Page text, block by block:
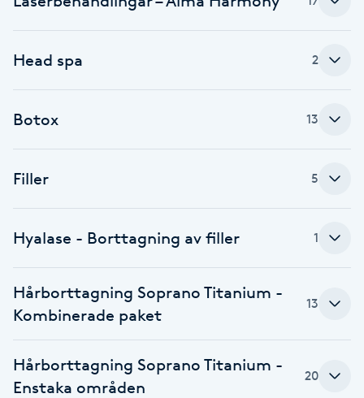
Fotvård
Fransborttagning
Fransförlängning
Fransförlängning Megavolym
Fransk manikyr
Head spa 2
Botox 13
Filler 5
Hyalase - Borttagning av filler 1
Hårborttagning Soprano Titanium -
Kombinerade paket
13
Hårborttagning Soprano Titanium -
Enstaka områden
20